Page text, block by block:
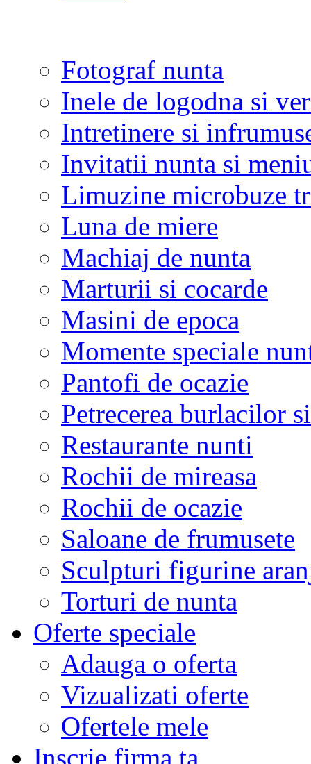
Fotograf nunta
Inele de logodna si
Intretinere si
Invitatii nunta si
Limuzine microbuze
Luna de miere
Machiaj de nunta
Marturii si cocarde
Masini de epoca
Momente speciale
Pantofi de ocazie
Petrecerea burlacilor
Restaurante nunti
Rochii de mireasa
Rochii de ocazie
Saloane de frumusete
Sculpturi figurine
Torturi de nunta
Oferte speciale
Adauga o oferta
Vizualizati oferte
Ofertele mele
Inscrie firma ta